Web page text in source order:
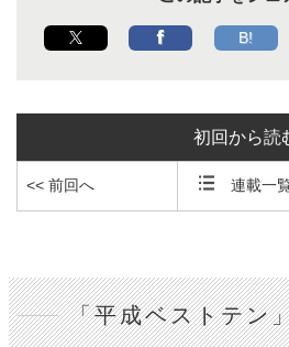
B!
初回から読
<< 前回へ 連載一
「平成ベストテン